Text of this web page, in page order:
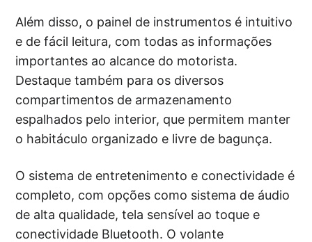
Além disso, o painel de instrumentos é intuitivo
e de fácil leitura, com todas as informações
importantes ao alcance do motorista.
Destaque também para os diversos
compartimentos de armazenamento
espalhados pelo interior, que permitem manter
o habitáculo organizado e livre de bagunça.
O sistema de entretenimento e conectividade é
completo, com opções como sistema de áudio
de alta qualidade, tela sensível ao toque e
conectividade Bluetooth. O volante